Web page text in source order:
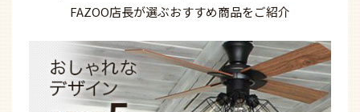
FAZOO店長が選ぶおすすめ商品をご紹介